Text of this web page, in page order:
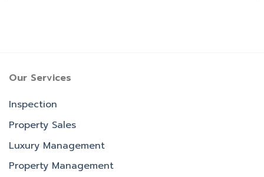
Our Services
Inspection
Property Sales
Luxury Management
Property Management